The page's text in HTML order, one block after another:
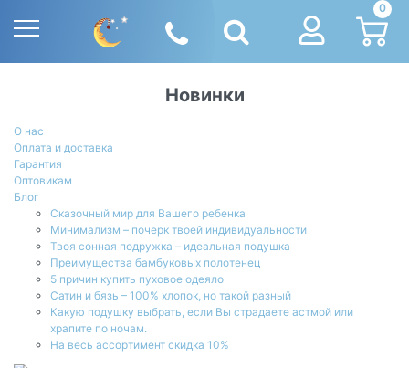
0
Новинки
О нас
Оплата и доставка
Гарантия
Оптовикам
Блог
Сказочный мир для Вашего ребенка
Минимализм – почерк твоей индивидуальности
Твоя сонная подружка – идеальная подушка
Преимущества бамбуковых полотенец
5 причин купить пуховое одеяло
Сатин и бязь – 100% хлопок, но такой разный
Какую подушку выбрать, если Вы страдаете астмой или
храпите по ночам.
На весь ассортимент скидка 10%